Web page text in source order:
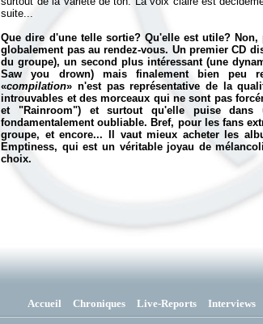
suite...
Que dire d'une telle sortie? Qu'elle est utile?
globalement pas au rendez-vous. Un premier CD
du groupe), un second plus intéressant (une
Saw you drown) mais finalement bien peu
«compilation» n'est pas représentative de la
introuvables et des morceaux qui ne sont pas
et "Rainroom") et surtout qu'elle puise
fondamentalement oubliable. Bref, pour les fans
groupe, et encore... Il vaut mieux acheter les
Emptiness, qui est un véritable joyau de
choix.
Accueil Chroniques Live-Reports Interviews